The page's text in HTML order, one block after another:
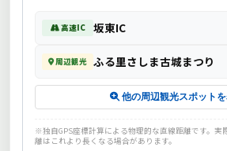
高速IC 坂東IC
周辺観光 ふる里さしま古城まつり
他の周辺観光スポット
※独自GPS座標計算による物理的な直線距離です。実
離はこれより長くなる場合があります。